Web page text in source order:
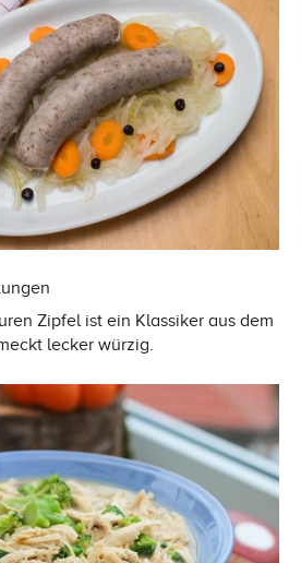
Zipfel ist ein Klassiker aus dem
lecker würzig.